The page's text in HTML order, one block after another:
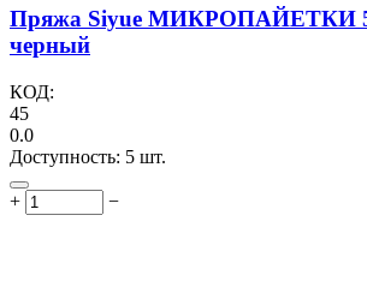
Пряжа Siyue МИКРОПАЙЕТКИ
черный
КОД:
45
0.0
Доступность: 5 шт.
+ −